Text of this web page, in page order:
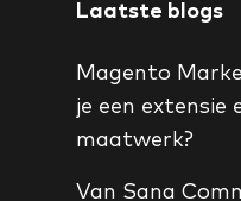
Laatste blogs
Magento
je een extensie
maatwerk?
Van Sana